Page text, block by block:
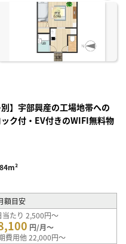
お気
】宇部興産の工場地帯への
ク付・EV付きのWIFI無料物
額目安
当たり 2,500円～
円/月～
費用他 22,000円～